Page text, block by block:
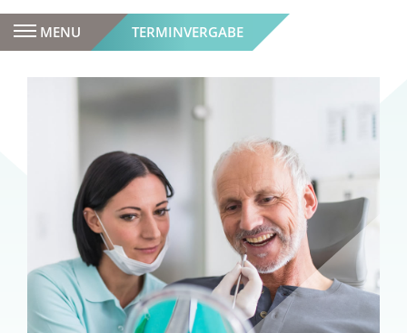
MENU TERMINVERGABE